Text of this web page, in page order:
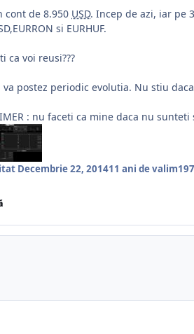
cont de 8.950 USD. Incep de azi, iar pe
si EURHUF.
ca voi reusi???
va postez periodic evolutia. Nu stiu
: nu faceti ca mine daca nu
Decembrie 22, 201411 ani de